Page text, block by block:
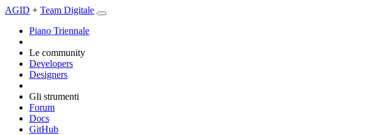
AGID + Team Digitale
Piano Triennale
Le community
Developers
Designers
Gli strumenti
Forum
Docs
GitHub